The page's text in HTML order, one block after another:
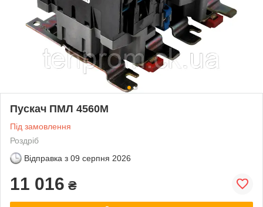
Пускач ПМЛ 4560М
Під замовлення
Роздріб
Відправка з 09 серпня 2026
11 016 ₴